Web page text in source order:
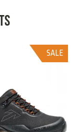
SALE